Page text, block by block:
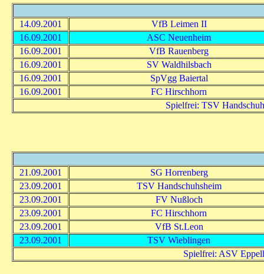
14.09.2001
VfB Leimen II
16.09.2001
ASC Neuenheim
16.09.2001
VfB Rauenberg
16.09.2001
SV Waldhilsbach
16.09.2001
SpVgg Baiertal
16.09.2001
FC Hirschhorn
Spielfrei: TSV
21.09.2001
SG Horrenberg
23.09.2001
TSV Handschuhsheim
23.09.2001
FV Nußloch
23.09.2001
FC Hirschhorn
23.09.2001
VfB St.Leon
23.09.2001
TSV Wieblingen
Spielfrei: ASV